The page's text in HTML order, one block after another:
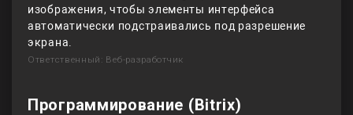
изображения, чтобы элементы интерфейса
автоматически подстраивались под разрешение
экрана.
Ответственный: Веб-разработчик
Программирование (Bitrix)